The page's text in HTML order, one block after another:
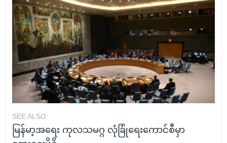
SEE ALSO:
မြန်မာ့အရေး ကုလသမဂ္ဂ လုံခြုံရေးကောင်စီမှာ